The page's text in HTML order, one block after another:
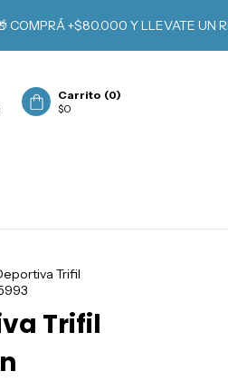
+$80.000 Y LLEVATE UN REGALO
Carrito (0)
$0
Trifil
Trifil